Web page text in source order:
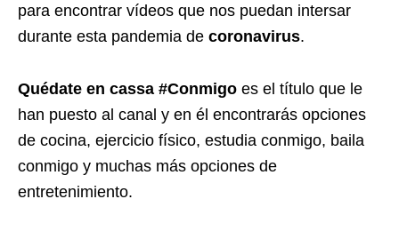
para encontrar vídeos que nos puedan intersar
durante esta pandemia de coronavirus.
Quédate en cassa #Conmigo es el título que le
han puesto al canal y en él encontrarás opciones
de cocina, ejercicio físico, estudia conmigo, baila
conmigo y muchas más opciones de
entretenimiento.